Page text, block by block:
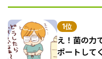
1位
え！菌の力
ポートして